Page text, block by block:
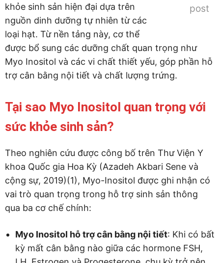
post
khỏe sinh sản hiện đại dựa trên
nguồn dinh dưỡng tự nhiên từ các
loại hạt. Từ nền tảng này, cơ thể
được bổ sung các dưỡng chất quan trọng như
Myo Inositol và các vi chất thiết yếu, góp phần hỗ
trợ cân bằng nội tiết và chất lượng trứng.
Tại sao Myo Inositol quan trọng với
sức khỏe sinh sản?
Theo nghiên cứu được công bố trên Thư Viện Y
khoa Quốc gia Hoa Kỳ (Azadeh Akbari Sene và
cộng sự, 2019)(1), Myo-Inositol được ghi nhận có
vai trò quan trọng trong hỗ trợ sinh sản thông
qua ba cơ chế chính:
Myo Inositol hỗ trợ cân bằng nội tiết: Khi có bất
kỳ mất cân bằng nào giữa các hormone FSH,